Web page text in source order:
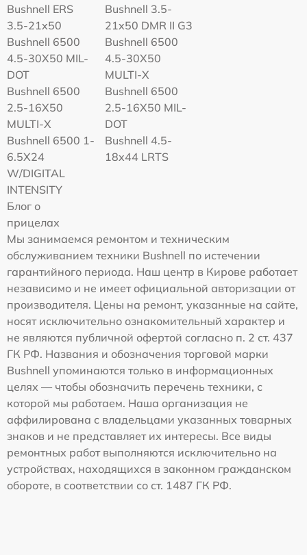
Bushnell ERS
3.5-21x50
Bushnell 3.5-
21x50 DMR II G3
Bushnell 6500
4.5-30X50 MIL-
DOT
Bushnell 6500
4.5-30X50
MULTI-X
Bushnell 6500
2.5-16X50
MULTI-X
Bushnell 6500
2.5-16X50 MIL-
DOT
Bushnell 6500 1-
6.5X24
W/DIGITAL
INTENSITY
Bushnell 4.5-
18x44 LRTS
Блог о
прицелах
Мы занимаемся ремонтом и техническим
обслуживанием техники Bushnell по истечении
гарантийного периода. Наш центр в Кирове работает
независимо и не имеет официальной авторизации от
производителя. Цены на ремонт, указанные на сайте,
носят исключительно ознакомительный характер и
не являются публичной офертой согласно п. 2 ст. 437
ГК РФ. Названия и обозначения торговой марки
Bushnell упоминаются только в информационных
целях — чтобы обозначить перечень техники, с
которой мы работаем. Наша организация не
аффилирована с владельцами указанных товарных
знаков и не представляет их интересы. Все виды
ремонтных работ выполняются исключительно на
устройствах, находящихся в законном гражданском
обороте, в соответствии со ст. 1487 ГК РФ.